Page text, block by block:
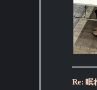
Re: 眠